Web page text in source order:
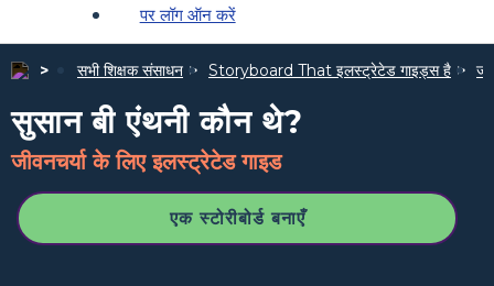
पर लॉग ऑन करें
सभी शिक्षक संसाधन Storyboard That इलस्ट्रेटेड गाइड्स है
सुसान बी एंथनी कौन थे?
जीवनचर्या के लिए इलस्ट्रेटेड गाइड
एक स्टोरीबोर्ड बनाएँ